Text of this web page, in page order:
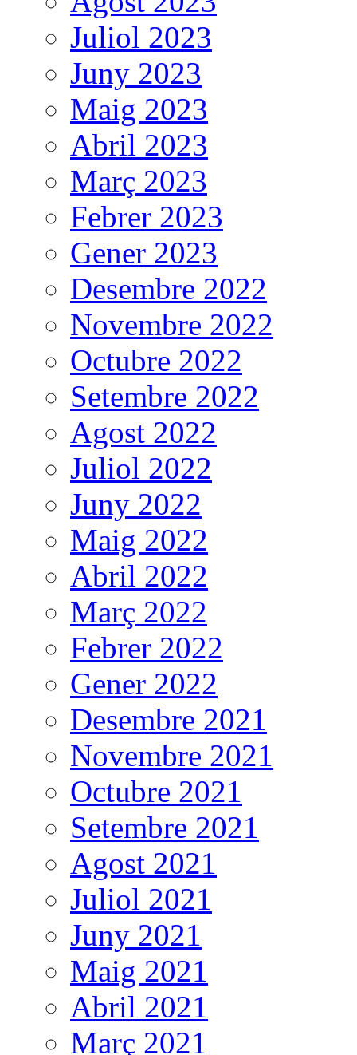
Juliol 2023
Juny 2023
Maig 2023
Abril 2023
Març 2023
Febrer 2023
Gener 2023
Desembre 2022
Novembre 2022
Octubre 2022
Setembre 2022
Agost 2022
Juliol 2022
Juny 2022
Maig 2022
Abril 2022
Març 2022
Febrer 2022
Gener 2022
Desembre 2021
Novembre 2021
Octubre 2021
Setembre 2021
Agost 2021
Juliol 2021
Juny 2021
Maig 2021
Abril 2021
Març 2021